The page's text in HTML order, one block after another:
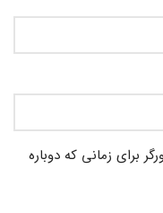
برای زمانی که دوباره